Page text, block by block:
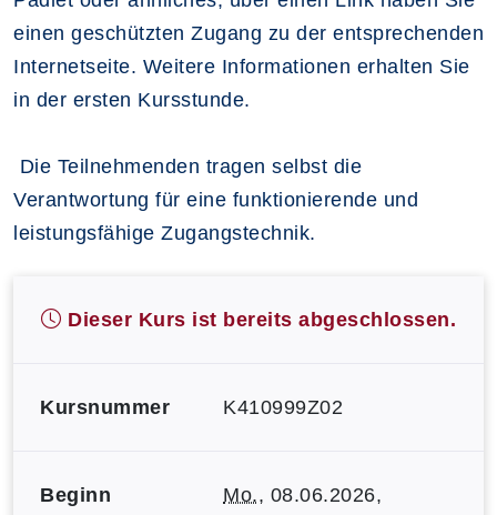
einen geschützten Zugang zu der entsprechenden
Internetseite. Weitere Informationen erhalten Sie
in der ersten Kursstunde.
Die Teilnehmenden tragen selbst die
Verantwortung für eine funktionierende und
leistungsfähige Zugangstechnik.
Dieser Kurs ist bereits abgeschlossen.
Kursnummer K410999Z02
Beginn Mo., 08.06.2026,